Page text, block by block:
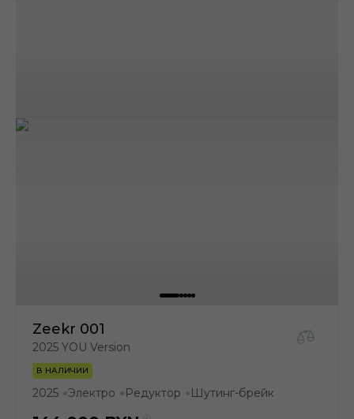
Zeekr 001
2025 YOU Version
В НАЛИЧИИ
2025 ●Электро ● Редуктор ● Шутинг-брейк